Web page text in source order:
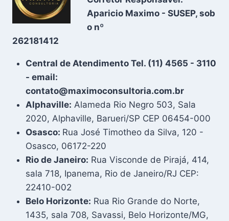
Aparicio Maximo - SUSEP, sob
o nº
262181412
Central de Atendimento Tel. (11) 4565 - 3110
- email:
contato@maximoconsultoria.com.br
Alphaville: Alameda Rio Negro 503, Sala
2020, Alphaville, Barueri/SP CEP 06454-000
Osasco: Rua José Timotheo da Silva, 120 -
Osasco, 06172-220
Rio de Janeiro: Rua Visconde de Pirajá, 414,
sala 718, Ipanema, Rio de Janeiro/RJ CEP:
22410-002
Belo Horizonte: Rua Rio Grande do Norte,
1435, sala 708, Savassi, Belo Horizonte/MG,